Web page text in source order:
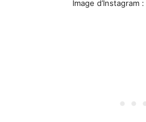
Image d’Instagram :